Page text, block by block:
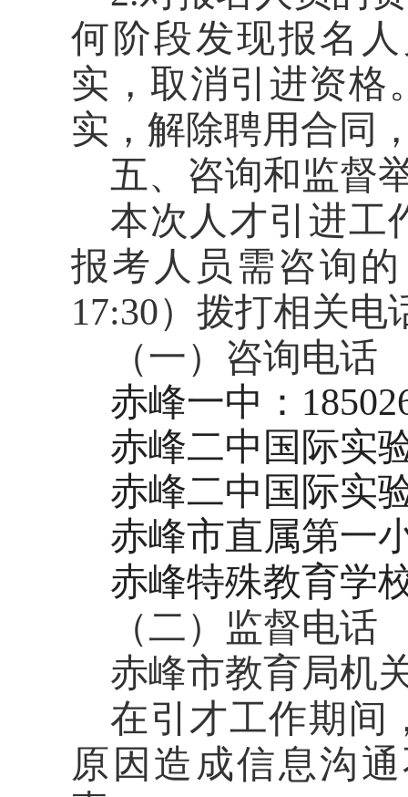
何阶段发现报名
实，取消引进资格
实，解除聘用合同
五、咨询和监督
本次人才引进工
报考人员需咨询
17:30）拨打相关电
（一）咨询电话
赤峰一中：
赤峰二中国际实
赤峰二中国际实
赤峰市直属第一
赤峰特殊教育学
（二）监督电话
赤峰市教育局机
在引才工作期间
原因造成信息沟